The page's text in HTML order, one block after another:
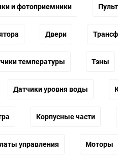
и фотоприемники
Двери
температуры Тэны
Датчики уровня воды
Корпусные части
управления Моторы